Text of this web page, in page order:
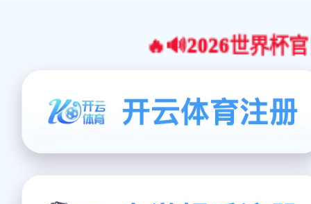
🔥🔊2026世界杯官网合